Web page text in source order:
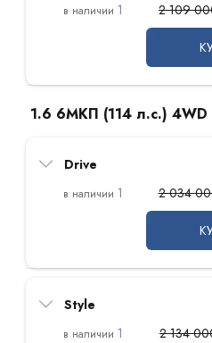
1
2 109
1.6 6МКП (114 л.с.) 4WD
Drive
1
2 034
Style
1
2 134